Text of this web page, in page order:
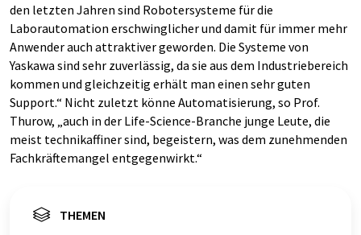
den letzten Jahren sind Robotersysteme für die
Laborautomation erschwinglicher und damit für immer mehr
Anwender auch attraktiver geworden. Die Systeme von
Yaskawa sind sehr zuverlässig, da sie aus dem Industriebereich
kommen und gleichzeitig erhält man einen sehr guten
Support.“ Nicht zuletzt könne Automatisierung, so Prof.
Thurow, „auch in der Life-Science-Branche junge Leute, die
meist technikaffiner sind, begeistern, was dem zunehmenden
Fachkräftemangel entgegenwirkt.“
THEMEN